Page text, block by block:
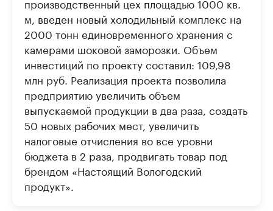
производственный цех площадью 1000 кв.
м, введен новый холодильный комплекс на
2000 тонн единовременного хранения с
камерами шоковой заморозки. Объем
инвестиций по проекту составил: 109,98
млн руб. Реализация проекта позволила
предприятию увеличить объем
выпускаемой продукции в два раза, создать
50 новых рабочих мест, увеличить
налоговые отчисления во все уровни
бюджета в 2 раза, продвигать товар под
брендом «Настоящий Вологодский
продукт».